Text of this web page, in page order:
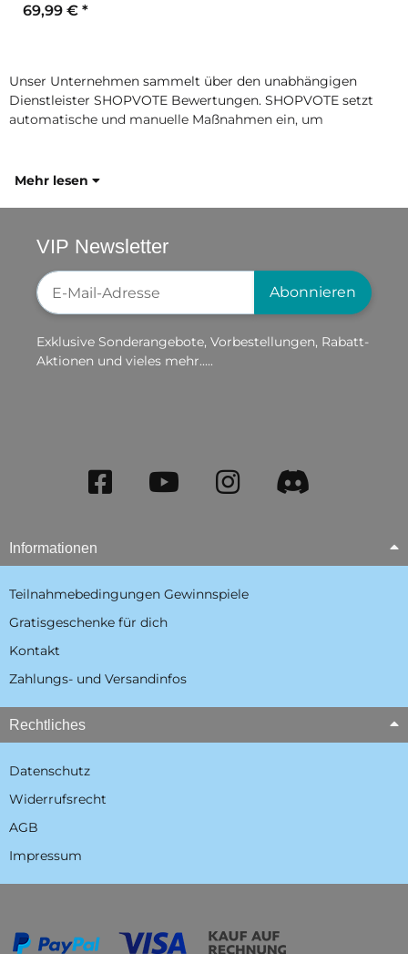
69,99 € *
Unser Unternehmen sammelt über den unabhängigen
Dienstleister SHOPVOTE Bewertungen. SHOPVOTE setzt
automatische und manuelle Maßnahmen ein, um
Mehr lesen
VIP Newsletter
Newsletter-Registrierung
Abonnieren
Exklusive Sonderangebote, Vorbestellungen, Rabatt-
Aktionen und vieles mehr.....
Informationen
Teilnahmebedingungen Gewinnspiele
Gratisgeschenke für dich
Kontakt
Zahlungs- und Versandinfos
Rechtliches
Datenschutz
Widerrufsrecht
AGB
Impressum